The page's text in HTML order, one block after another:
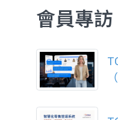
會員專訪